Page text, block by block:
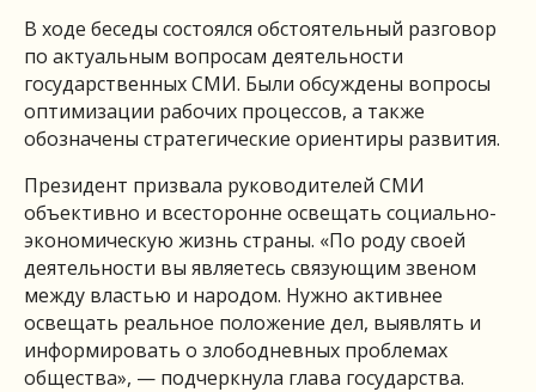
В ходе беседы состоялся обстоятельный разговор
по актуальным вопросам деятельности
государственных СМИ. Были обсуждены вопросы
оптимизации рабочих процессов, а также
обозначены стратегические ориентиры развития.
Президент призвала руководителей СМИ
объективно и всесторонне освещать социально-
экономическую жизнь страны. «По роду своей
деятельности вы являетесь связующим звеном
между властью и народом. Нужно активнее
освещать реальное положение дел, выявлять и
информировать о злободневных проблемах
общества», — подчеркнула глава государства.